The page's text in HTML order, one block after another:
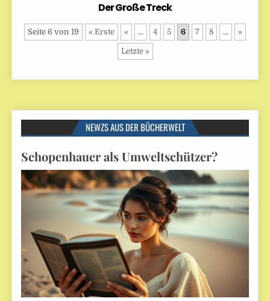
Der Große Treck
Seite 6 von 19 « Erste « ... 4 5 6 7 8 ... »
Letzte »
NEWZS AUS DER BÜCHERWELT
Schopenhauer als Umweltschützer?